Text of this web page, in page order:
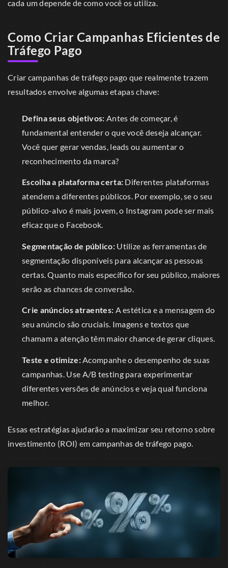
cada um depende de como você os utiliza.
Como Criar Campanhas Eficientes de
Tráfego Pago
Criar campanhas de tráfego pago que realmente trazem
resultados envolve algumas etapas chave:
Defina seus objetivos: Antes de começar, é
fundamental entender o que você deseja alcançar.
Você quer gerar vendas, leads ou aumentar o
reconhecimento da marca?
Escolha a plataforma certa: Diferentes plataformas
atendem a diferentes públicos. Por exemplo, se o seu
público-alvo é mais jovem, o Instagram pode ser mais
eficaz que o Facebook.
Segmentação de público:Utilize as ferramentas de
segmentação disponíveis para alcançar as pessoas
certas. Quanto mais específico for seu público, maiores
serão as chances de conversão.
Crie anúncios atraentes: A estética e a mensagem do
seu anúncio são cruciais. Imagens e textos que
chamam a atenção têm maior chance de gerar cliques.
Teste e otimize:Acompanhe o desempenho de suas
campanhas. Use A/B testing para experimentar
diferentes versões de anúncios e veja qual funciona
melhor.
Essas estratégias ajudarão a maximizar seu retorno sobre
investimento (ROI) em campanhas de tráfego pago.